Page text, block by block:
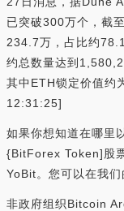
已突破300万个，截
234.7万，占比约
约总数量达到
其中ETH锁定价值约
12:31:25]
如果你想知道在哪里
{BitForex Token]股
YoBit。您可以在我们
非政府组织Bitcoin